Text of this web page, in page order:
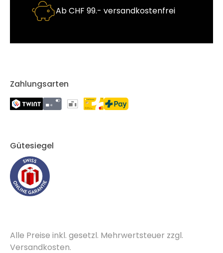
Ab CHF 99.- versandkostenfrei
Zahlungsarten
Gütesiegel
Alle Preise inkl. gesetzl. Mehrwertsteuer zzgl.
Versandkosten.